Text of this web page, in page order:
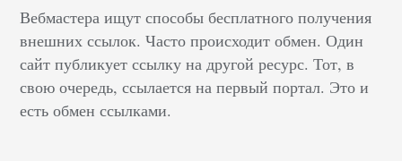
Вебмастера ищут способы бесплатного получения
внешних ссылок. Часто происходит обмен. Один
сайт публикует ссылку на другой ресурс. Тот, в
свою очередь, ссылается на первый портал. Это и
есть обмен ссылками.